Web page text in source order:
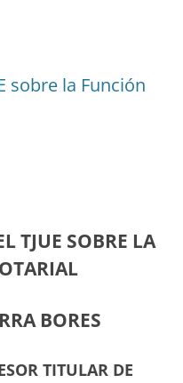
sobre la Función
TJUE SOBRE LA
BORES
TITULAR DE